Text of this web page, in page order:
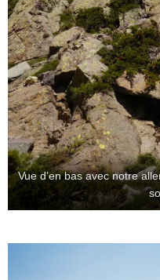
Vue d’en bas avec notre